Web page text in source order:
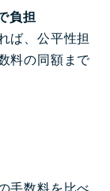
負担
ば、公平性担
料の同額まで